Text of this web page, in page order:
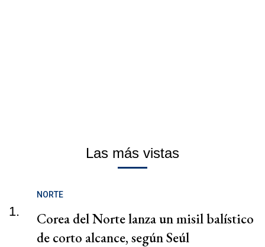
Las más vistas
1.
NORTE
Corea del Norte lanza un misil balístico
de corto alcance, según Seúl